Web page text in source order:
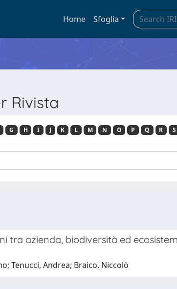
Home Sfoglia
Rivista
G H I J K L M N O P Q R S
tra azienda, biodiversità ed
Tenucci, Andrea; Braico, Niccolò